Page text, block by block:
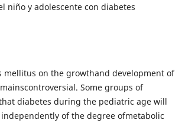
niño y adolescente con diabetes
mellitus on the growthand development of
Some groups of
diabetes during the pediatric age will
of the degree ofmetabolic